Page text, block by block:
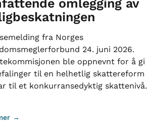
omlegging av
fra Norges
24. juni 2026.
ble oppnevnt for å gi
til en helhetlig skattereform
til et konkurransedyktig
→